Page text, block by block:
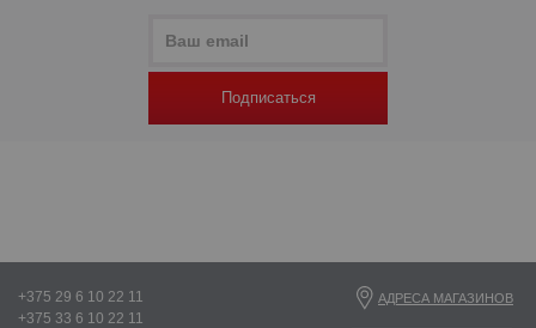
Подписаться
+375 29 6 10 22 11
+375 33 6 10 22 11
АДРЕСА МАГАЗИНОВ